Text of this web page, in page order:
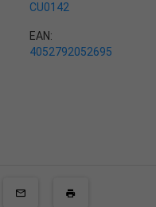
CU0142
EAN:
4052792052695